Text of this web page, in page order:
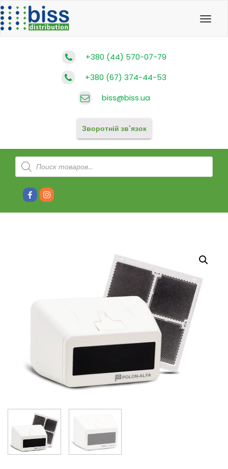
+380 (44) 570-07-79
+380 (67) 374-44-53
biss@biss.ua
Зворотній зв'язок
Products
search
FacebookInstagram